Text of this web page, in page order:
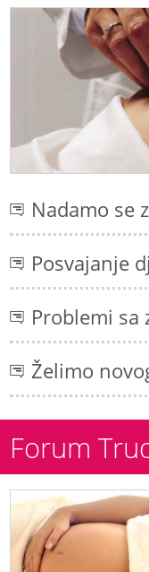
Nadamo se
Posvajanje
Problemi
Želimo
Forum